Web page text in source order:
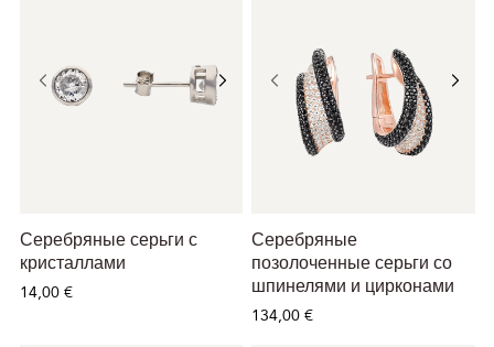
Серебряные серьги с
кристаллами
14,00 €
Серебряные
позолоченные серьги со
шпинелями и цирконами
134,00 €